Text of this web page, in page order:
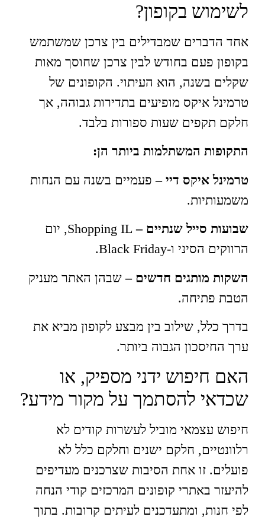
לשימוש בקופון?
אחד הדברים שמבדילים בין צרכן שמשתמש
בקופון פעם בחודש לבין צרכן שחוסך מאות
שקלים בשנה, הוא העיתוי. הקופונים של
טרמינל איקס מופיעים בתדירות גבוהה, אך
חלקם תקפים שעות ספורות בלבד.
התקופות המשתלמות ביותר הן:
טרמינל איקס דיי –פעמיים בשנה עם הנחות
משמעותיות.
שבועות סייל שנתיים–
Shopping IL, יום
הרווקים הסיני ו-Black Friday.
השקות מותגים חדשים–שבהן האתר מעניק
הטבת פתיחה.
בדרך כלל, שילוב בין מבצע לקופון מביא את
ערך החיסכון הגבוה ביותר.
האם חיפוש ידני מספיק, או
שכדאי להסתמך על מקור מידע?
חיפוש עצמאי מוביל לעשרות קודים לא
רלוונטיים, חלקם ישנים וחלקם כלל לא
פועלים. זו אחת הסיבות שצרכנים מעדיפים
להיעזר באתרי קופונים המרכזים קודי הנחה
לפי חנות, ומתעדכנים לעיתים קרובות. בתוך